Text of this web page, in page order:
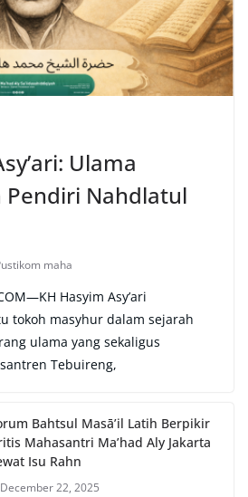
Ulama
Pendiri Nahdlatul
maha
Hasyim Asy’ari
tokoh masyhur dalam sejarah
ulama yang sekaligus
Tebuireng,
Bahtsul Masā’il Latih Berpikir
Mahasantri Ma’had Aly Jakarta
Isu Rahn
December 22, 2025